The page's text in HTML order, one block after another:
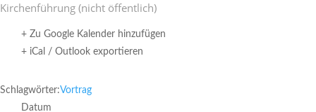
Kirchen­füh­rung (nicht öffentlich)
+ Zu Google Kalender hinzufügen
+ iCal / Outlook exportieren
Schlagwörter:Vortrag
Datum